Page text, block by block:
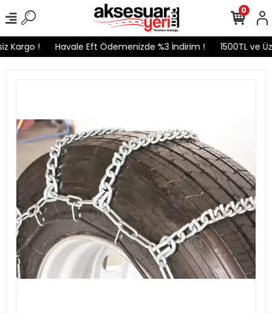
Kargo ! Havale Eft Ödemenizde %3 İndirim ! 1500TL ve
0